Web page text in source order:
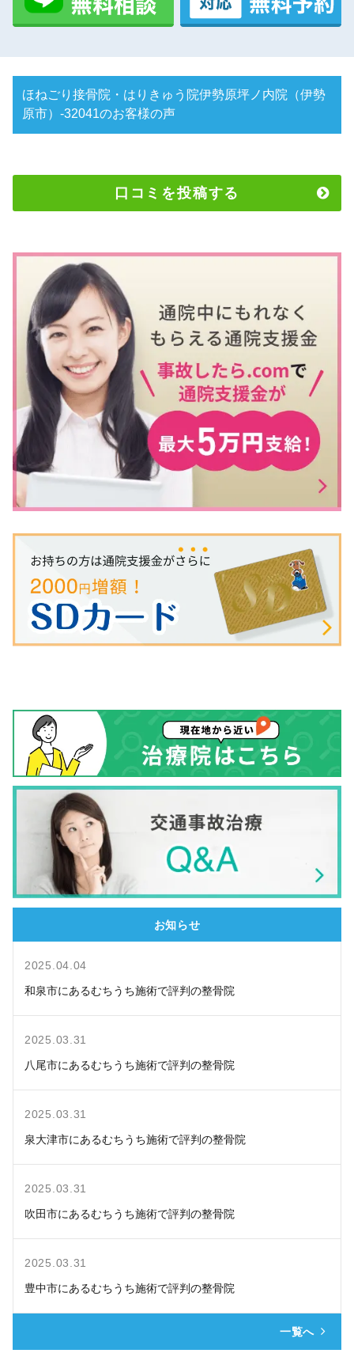
ほねごり接骨院・はりきゅう院伊勢原坪ノ内院（伊勢
原市）-32041のお客様の声
口コミを投稿する
お知らせ
2025.04.04
和泉市にあるむちうち施術で評判の整骨院
2025.03.31
八尾市にあるむちうち施術で評判の整骨院
2025.03.31
泉大津市にあるむちうち施術で評判の整骨院
2025.03.31
吹田市にあるむちうち施術で評判の整骨院
2025.03.31
豊中市にあるむちうち施術で評判の整骨院
一覧へ